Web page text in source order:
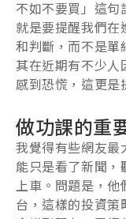
不如不要買」這句
就是要提醒我們
和判斷，而不是單
其在近期有不少人
感到恐慌，這更是
做功課的重
我覺得有些網友最
能只是看了新聞
上車。問題是，他
台，這樣的投資